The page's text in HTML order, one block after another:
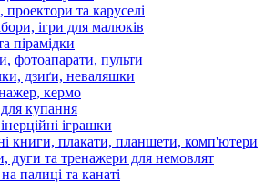
та каруселі
ігри для малюків
пірамідки
фотоапарати, пульти
дзиґи, неваляшки
кермо
купання
іграшки
книги, плакати, планшети, комп'ютери
дуги та тренажери для немовлят
палиці та канаті